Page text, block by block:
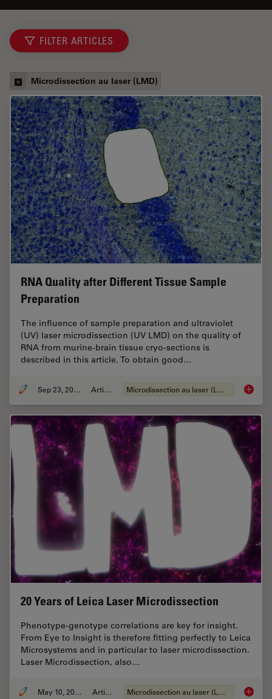
FILTER ARTICLES
Microdissection au laser (LMD)
RNA Quality after Different Tissue Sample
Preparation
The influence of sample preparation and ultraviolet
(UV) laser microdissection (UV LMD) on the quality of
RNA from murine-brain tissue cryo-sections is
described in this article. To obtain good…
Sep 23, 2022 Article Microdissection au laser (LMD) RNA
20 Years of Leica Laser Microdissection
Phenotype-genotype correlations are key for insight.
From Eye to Insight is therefore fitting perfectly to Leica
Microsystems and in particular to laser microdissection.
Laser Microdissection, also…
May 10, 2021 Article Microdissection au laser (LMD) 20